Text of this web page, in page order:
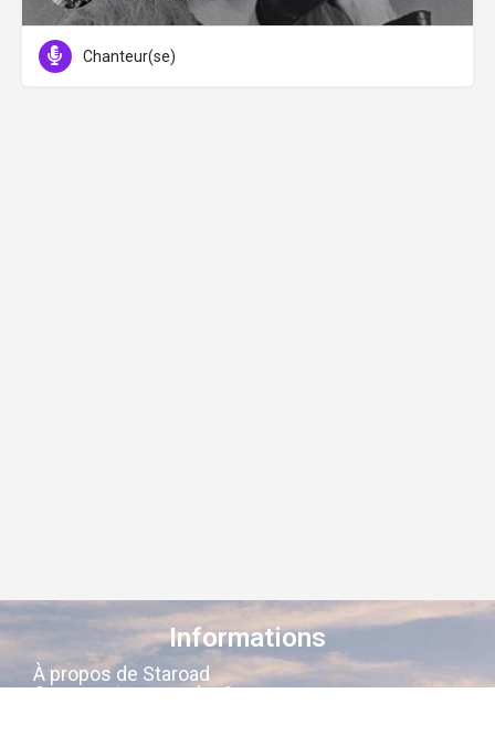
Chanteur(se)
Informations
À propos de Staroad
Comment ça marche ?